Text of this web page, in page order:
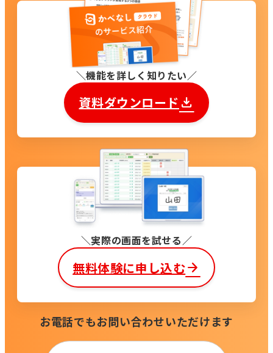
実際の画面を試せる
無料体験に申し込む
機能を詳しく知りたい
資料ダウンロード
お電話でもお問い合わせいただけます